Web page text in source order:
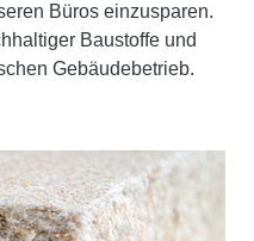
Büros einzusparen.
Baustoffe und
Gebäudebetrieb.